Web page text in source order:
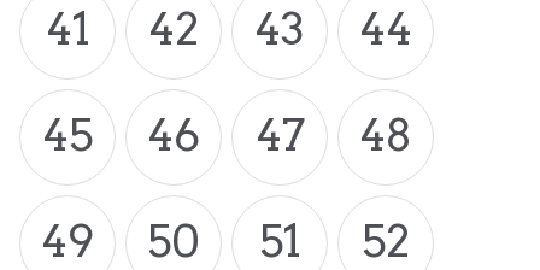
41 42 43
44
45
46 47
48
49
50 51
52